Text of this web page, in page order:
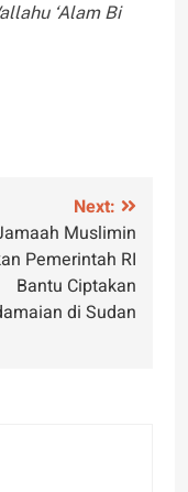
‘Alam Bi
Next:
Muslimin
Pemerintah RI
Bantu Ciptakan
di Sudan